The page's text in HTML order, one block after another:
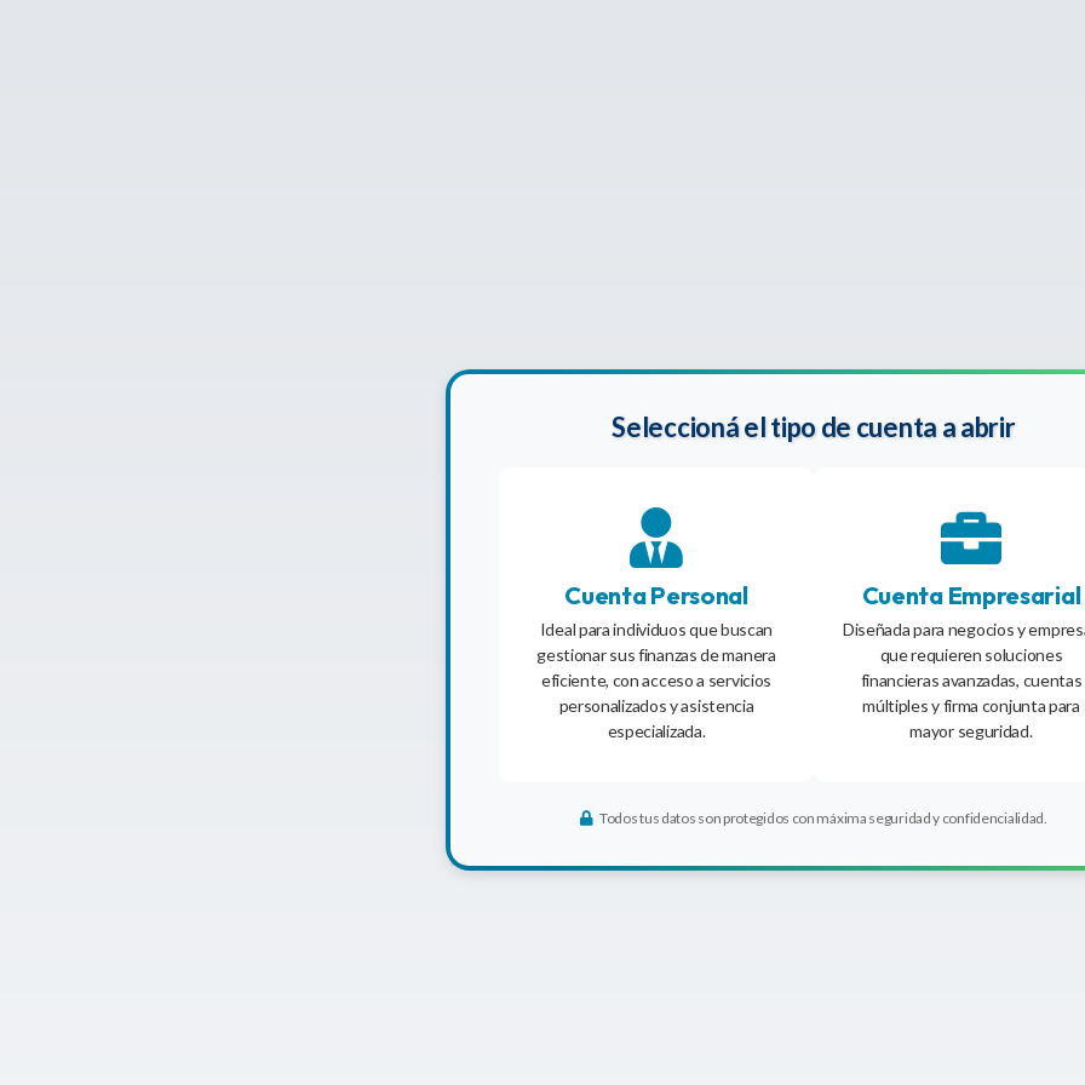
Seleccioná el tipo de cuenta a abrir
Cuenta Personal
Ideal para individuos que buscan
gestionar sus finanzas de manera
eficiente, con acceso a servicios
personalizados y asistencia
especializada.
Cuenta Empresarial
Diseñada para negocios y
que requieren soluciones
financieras avanzadas, cuentas
múltiples y firma conjunta para
mayor seguridad.
Todos tus datos son protegidos con máxima seguridad y confidencialidad.